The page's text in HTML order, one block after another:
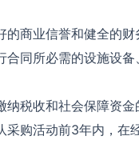
的商业信誉和健全的财
合同所必需的设施设
纳税收和社会保障资金
采购活动前3年内，